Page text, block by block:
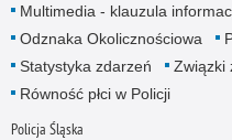
Multimedia - klauzula
Odznaka Okolicznościowa
Statystyka zdarzeń
Związki
Równość płci w Policji
Policja Śląska